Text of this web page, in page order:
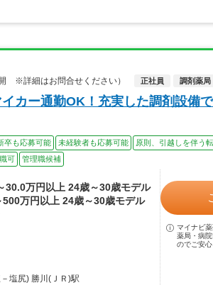
※詳細はお問合せください）
正社員 調剤薬局
カー通勤OK！充実した調剤設備
卒も応募可能 未経験者も応募可能 原則、引越しを伴う
可 管理職候補
30.0万円以上 24歳～30歳モデル
500万円以上 24歳～30歳モデル
塩尻) 勝川(ＪＲ)駅
マイナビ
薬局・病
のでご安心